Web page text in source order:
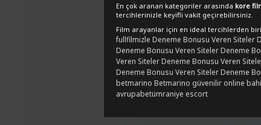
En çok aranan kategoriler arasında kore
tercihlerinizle keyifli vakit geçirebilirsiniz.
Film arayanlar için en ideal tercihlerden biri
fullfilmizle Deneme Bonusu Veren Siteler
Deneme Bonusu Veren SitelerDeneme
Veren SitelerDeneme Bonusu Veren
Deneme Bonusu Veren SitelerDeneme
betmarino Betmarino güvenilir online
avrupabetümraniye escort